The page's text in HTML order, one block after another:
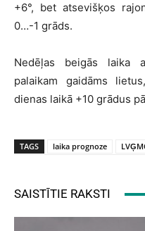
+6°, bet atsevišķos
0…-1 grāds.
Nedēļas beigās laika
palaikam gaidāms
dienas laikā +10 grādus
TAGS laika prognoze
SAISTĪTIE RAKSTI